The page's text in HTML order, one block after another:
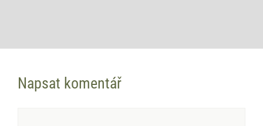
Napsat komentář